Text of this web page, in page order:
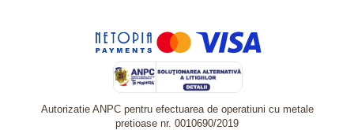
Autorizatie ANPC pentru efectuarea de operatiuni cu metale
pretioase nr. 0010690/2019